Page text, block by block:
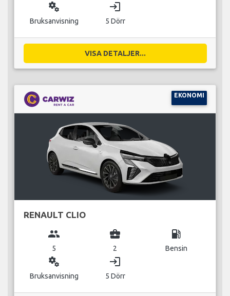
miscellaneous_services
Bruksanvisning
login
5 Dörr
VISA DETALJER...
EKONOMI
RENAULT CLIO
group
5
business_center
2
local_gas_station
Bensin
miscellaneous_services
Bruksanvisning
login
5 Dörr